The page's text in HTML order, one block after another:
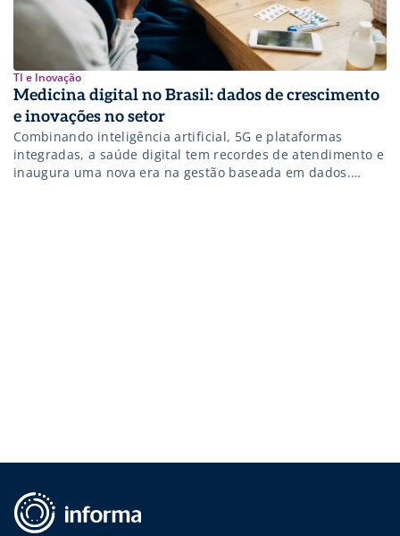
TI e Inovação
Medicina digital no Brasil: dados de crescimento
e inovações no setor
Combinando inteligência artificial, 5G e plataformas
integradas, a saúde digital tem recordes de atendimento e
inaugura uma nova era na gestão baseada em dados.